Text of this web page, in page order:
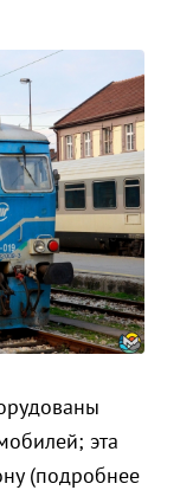
эта
(подробнее